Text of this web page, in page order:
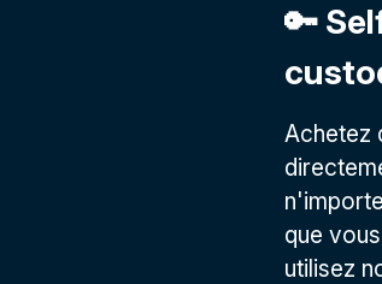
🔑
Achetez
que
utilisez